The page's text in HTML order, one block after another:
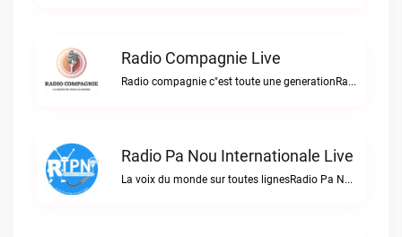
Radio Compagnie Live
Radio compagnie c"est toute une generationRadio Compagnie live
Radio Pa Nou Internationale Live
La voix du monde sur toutes lignesRadio Pa Nou Internationale live